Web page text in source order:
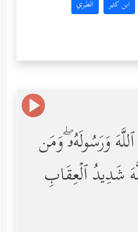
ابن كثير الطبري
وَرَسُولَهُۥۖ وَمَن
شَدِیدُ ٱلۡعِقَابِ